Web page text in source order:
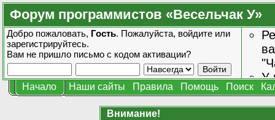
Форум программистов «Весельчак У»
Добро пожаловать, Гость. Пожалуйста, войдите или
зарегистрируйтесь.
Вам не пришло письмо с кодом активации?
У
Начало Наши сайты Правила Помощь Поиск
Внимание!